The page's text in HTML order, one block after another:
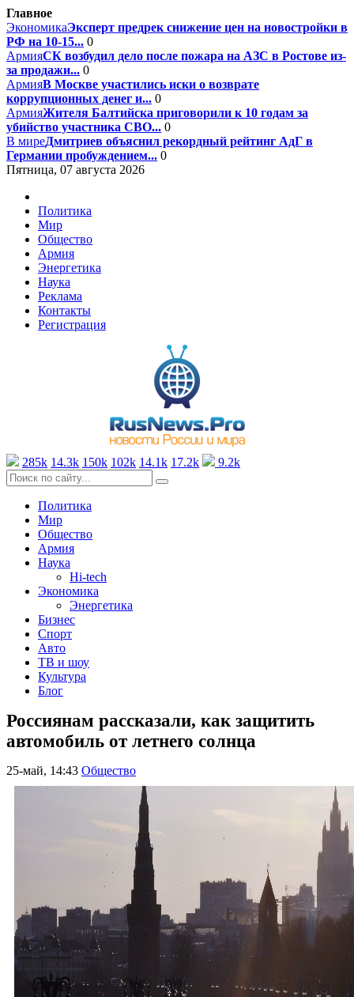
Главное
ЭкономикаЭксперт предрек снижение цен на новостройки в
РФ на 10-15... 0
АрмияСК возбудил дело после пожара на АЗС в Ростове из-
за продажи... 0
АрмияВ Москве участились иски о возврате
коррупционных денег и... 0
АрмияЖителя Балтийска приговорили к 10 годам за
убийство участника СВО... 0
В миреДмитриев объяснил рекордный рейтинг АдГ в
Германии пробуждением... 0
Пятница, 07 августа 2026
Политика
Мир
Общество
Армия
Энергетика
Наука
Реклама
Контакты
Регистрация
285k 14.3k 150k 102k 14.1k 17.2k 9.2k
Политика
Мир
Общество
Армия
Наука
Hi-tech
Экономика
Энергетика
Бизнес
Спорт
Авто
ТВ и шоу
Культура
Блог
Россиянам рассказали, как защитить
автомобиль от летнего солнца
25-май, 14:43 Общество